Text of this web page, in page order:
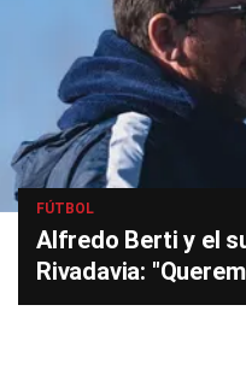
FÚTBOL
Alfredo Berti y el
Rivadavia: